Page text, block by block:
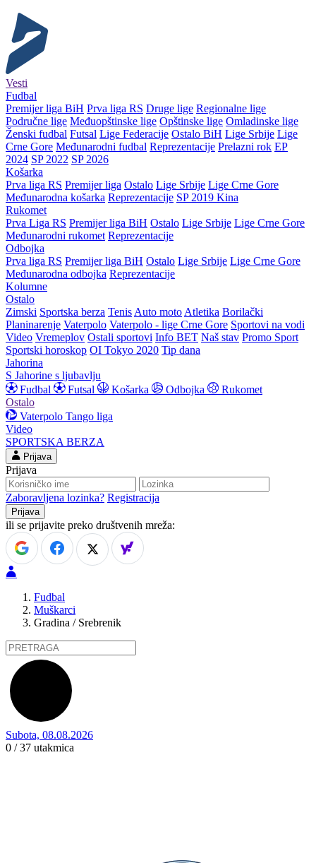
Vesti
Fudbal
Premijer liga BiH Prva liga RS Druge lige Regionalne lige
Područne lige Međuopštinske lige Opštinske lige Omladinske lige
Ženski fudbal Futsal Lige Federacije Ostalo BiH Lige Srbije Lige
Crne Gore Međunarodni fudbal Reprezentacije Prelazni rok EP
2024 SP 2022 SP 2026
Košarka
Prva liga RS Premijer liga Ostalo Lige Srbije Lige Crne Gore
Međunarodna košarka Reprezentacije SP 2019 Kina
Rukomet
Prva Liga RS Premijer liga BiH Ostalo Lige Srbije Lige Crne Gore
Međunarodni rukomet Reprezentacije
Odbojka
Prva liga RS Premijer liga BiH Ostalo Lige Srbije Lige Crne Gore
Međunarodna odbojka Reprezentacije
Kolumne
Ostalo
Zimski Sportska berza Tenis Auto moto Atletika Borilački
Planinarenje Vaterpolo Vaterpolo - lige Crne Gore Sportovi na vodi
Video Vremeplov Ostali sportovi Info BET Naš stav Promo Sport
Sportski horoskop OI Tokyo 2020 Tip dana
Jahorina
S Jahorine s ljubavlju
Fudbal
Futsal Košarka Odbojka
Rukomet
Ostalo
Vaterpolo Tango liga
Video
SPORTSKA BERZA
Prijava
Prijava
Zaboravljena lozinka? Registracija
ili se prijavite preko društvenih mreža:
Fudbal
Muškarci
Gradina / Srebrenik
Subota, 08.08.2026
0 / 37 utakmica